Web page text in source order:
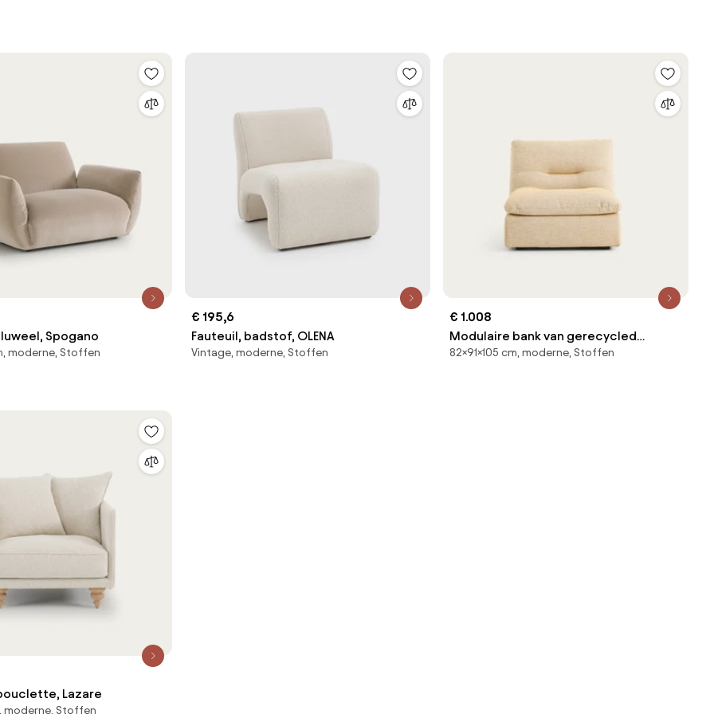
Spogano
moderne, Stoffen
€ 195,6
Fauteuil, badstof, OLENA
Vintage, moderne, Stoffen
€ 1.008
Modulaire bank van gerecycled
katoen, Giuliano
82×91×105 cm, moderne, Stoffen
Lazare
moderne, Stoffen